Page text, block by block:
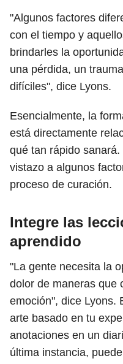
"Algunos factores
con el tiempo y
brindarles la
una pérdida, un
difíciles", dice Lyons.
Esencialmente, la
está directamente
qué tan rápido
vistazo a algunos
proceso de curación.
Integre las
aprendido
"La gente necesita la
dolor de maneras que
emoción", dice Lyons.
arte basado en tu
anotaciones en un
última instancia,